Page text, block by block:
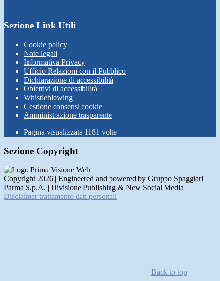
Sezione Link Utili
Cookie policy
Note legali
Informativa Privacy
Ufficio Relazioni con il Pubblico
Dichiarazione di accessibilità
Obiettivi di accessibilità
Whistleblowing
Gestione consensi cookie
Amministrazione trasparente
Pagina visualizzata 1181 volte
Sezione Copyright
Copyright 2026 | Engineered and powered by Gruppo Spaggiari
Parma S.p.A. | Divisione Publishing & New Social Media
Disclaimer trattamento dati personali
Back to top